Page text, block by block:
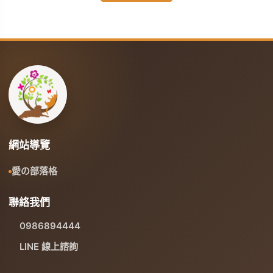
網站導覽
愛の部落格
聯絡我們
0986894444
LINE 線上諮詢